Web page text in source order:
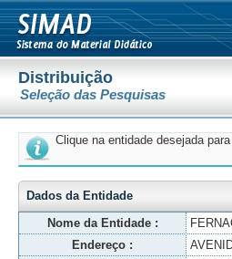
Distribuição
Seleção das Pesquisas
Clique na entidade desejada
Dados da Entidade
Nome da Entidade :
Endereço :